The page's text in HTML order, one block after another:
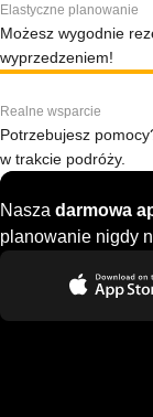
Elastyczne planowanie
Możesz wygodnie
wyprzedzeniem!
Realne wsparcie
Potrzebujesz
w trakcie podróży.
Nasza darmowa
planowanie nigdy